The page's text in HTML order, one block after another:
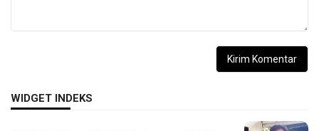
WIDGET INDEKS